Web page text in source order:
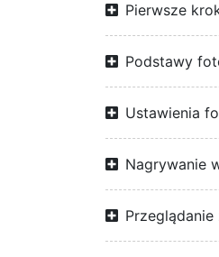
Pierwsze
Podstawy
Ustawienia
Nagrywanie
Przeglądanie